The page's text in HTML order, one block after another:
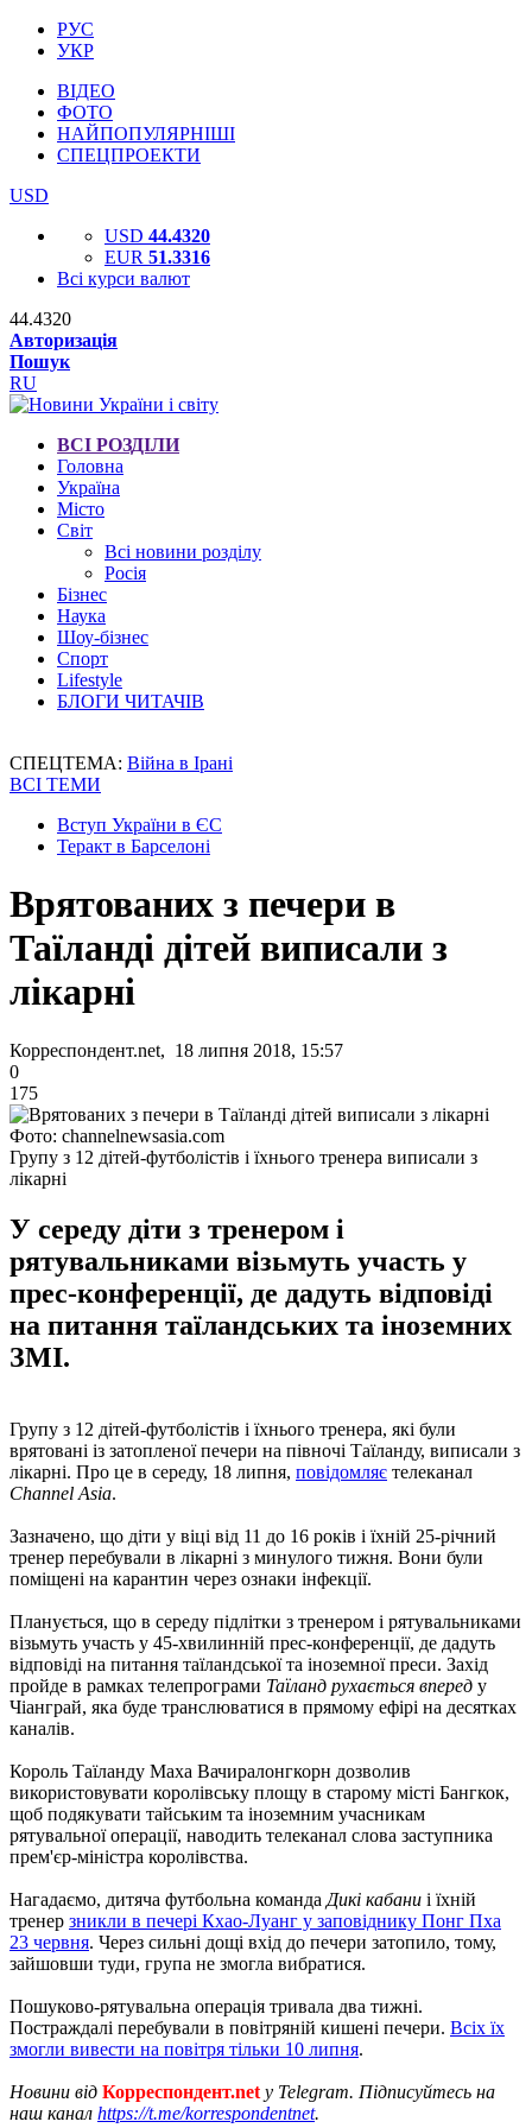
РУС
УКР
ВІДЕО
ФОТО
НАЙПОПУЛЯРНІШІ
СПЕЦПРОЕКТИ
USD
USD 44.4320
EUR 51.3316
Всі курси валют
44.4320
Авторизація
Пошук
RU
ВСІ РОЗДІЛИ
Головна
Україна
Місто
Світ
Всі новини розділу
Росія
Бізнес
Наука
Шоу-бізнес
Спорт
Lifestyle
БЛОГИ ЧИТАЧІВ
СПЕЦТЕМА: Війна в Ірані
ВСІ ТЕМИ
Вступ України в ЄС
Теракт в Барселоні
Врятованих з печери в
Таїланді дітей виписали з
лікарні
Корреспондент.net, 18 липня 2018, 15:57
0
175
Фото: channelnewsasia.com
Групу з 12 дітей-футболістів і їхнього тренера виписали з
лікарні
У середу діти з тренером і
рятувальниками візьмуть участь у
прес-конференції, де дадуть відповіді
на питання таїландських та іноземних
ЗМІ.
Групу з 12 дітей-футболістів і їхнього тренера, які були
врятовані із затопленої печери на півночі Таїланду, виписали з
лікарні. Про це в середу, 18 липня, повідомляє телеканал
Channel Asia.
Зазначено, що діти у віці від 11 до 16 років і їхній 25-річний
тренер перебували в лікарні з минулого тижня. Вони були
поміщені на карантин через ознаки інфекції.
Планується, що в середу підлітки з тренером і рятувальниками
візьмуть участь у 45-хвилинній прес-конференції, де дадуть
відповіді на питання таїландської та іноземної преси. Захід
пройде в рамках телепрограми Таїланд рухається вперед у
Чіанграй, яка буде транслюватися в прямому ефірі на десятках
каналів.
Король Таїланду Маха Вачиралонгкорн дозволив
використовувати королівську площу в старому місті Бангкок,
щоб подякувати тайським та іноземним учасникам
рятувальної операції, наводить телеканал слова заступника
прем'єр-міністра королівства.
Нагадаємо, дитяча футбольна команда Дикі кабани і їхній
тренер зникли в печері Кхао-Луанг у заповіднику Понг Пха
23 червня. Через сильні дощі вхід до печери затопило, тому,
зайшовши туди, група не змогла вибратися.
Пошуково-рятувальна операція тривала два тижні.
Постраждалі перебували в повітряній кишені печери. Всіх їх
змогли вивести на повітря тільки 10 липня.
Новини від Корреспондент.net у Telegram. Підписуйтесь на
наш канал https://t.me/korrespondentnet.